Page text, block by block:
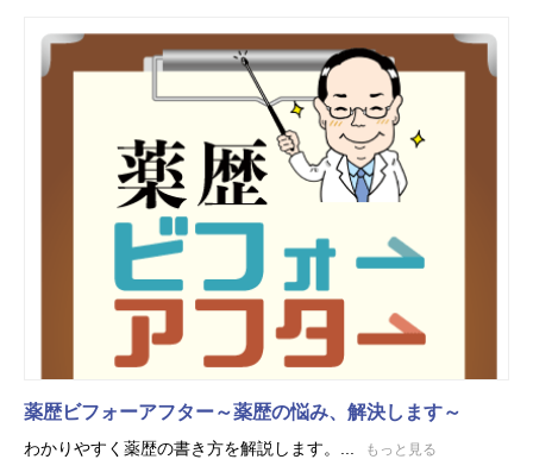
薬歴ビフォーアフター～薬歴の悩み、解決します～
わかりやすく薬歴の書き方を解説します。... もっと見る